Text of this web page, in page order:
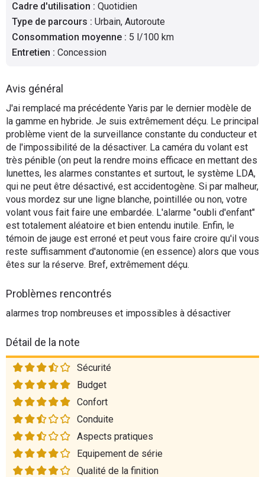
Services
Forum
Marques
Cadre d'utilisation : Quotidien
Type de parcours : Urbain, Autoroute
Consommation moyenne : 5 l/100 km
Entretien : Concession
Avis général
J'ai remplacé ma précédente Yaris par le dernier modèle de
la gamme en hybride. Je suis extrêmement déçu. Le principal
problème vient de la surveillance constante du conducteur et
de l'impossibilité de la désactiver. La caméra du volant est
très pénible (on peut la rendre moins efficace en mettant des
lunettes, les alarmes constantes et surtout, le système LDA,
qui ne peut être désactivé, est accidentogène. Si par malheur,
vous mordez sur une ligne blanche, pointillée ou non, votre
volant vous fait faire une embardée. L'alarme "oubli d'enfant"
est totalement aléatoire et bien entendu inutile. Enfin, le
témoin de jauge est erroné et peut vous faire croire qu'il vous
reste suffisamment d'autonomie (en essence) alors que vous
êtes sur la réserve. Bref, extrêmement déçu.
Problèmes rencontrés
alarmes trop nombreuses et impossibles à désactiver
Détail de la note
Sécurité
Budget
Confort
Conduite
Aspects pratiques
Equipement de série
Qualité de la finition